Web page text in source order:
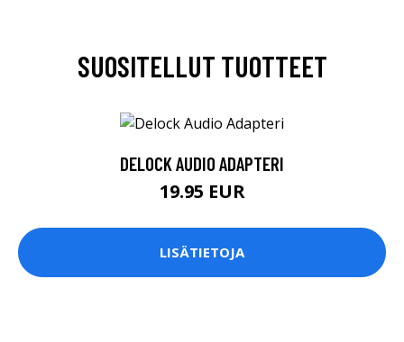
SUOSITELLUT TUOTTEET
DELOCK AUDIO ADAPTERI
19.95 EUR
LISÄTIETOJA